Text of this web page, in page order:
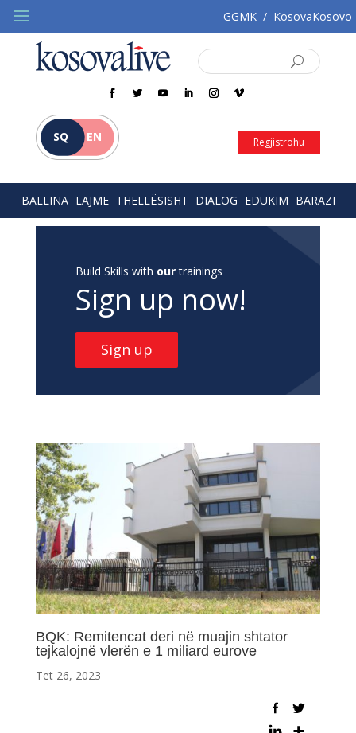
GGMK / KosovaKosovo
SQ EN Regjistrohu
BALLINA LAJME THELLËSISHT DIALOG EDUKIM BARAZI
Build Skills with ourtrainings
Sign up now!
Sign up
BQK: Remitencat deri në muajin shtator
tejkalojnë vlerën e 1 miliard eurove
Tet 26, 2023